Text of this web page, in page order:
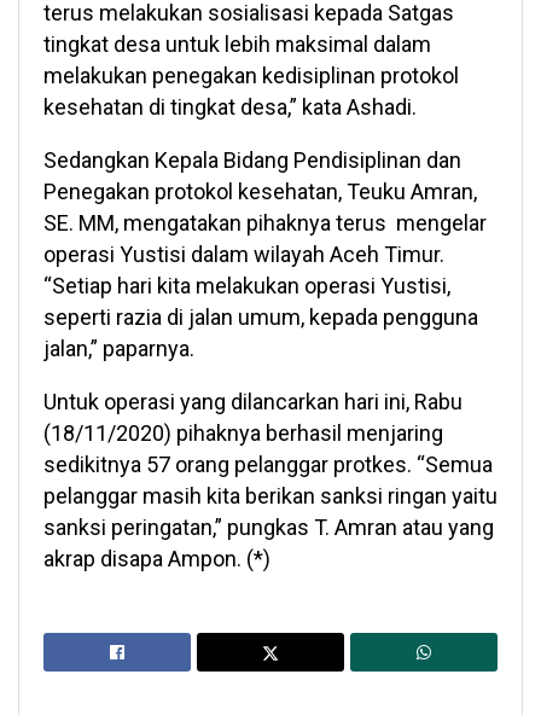
terus melakukan sosialisasi kepada Satgas
tingkat desa untuk lebih maksimal dalam
melakukan penegakan kedisiplinan protokol
kesehatan di tingkat desa,” kata Ashadi.
Sedangkan Kepala Bidang Pendisiplinan dan
Penegakan protokol kesehatan, Teuku Amran,
SE. MM, mengatakan pihaknya terus mengelar
operasi Yustisi dalam wilayah Aceh Timur.
“Setiap hari kita melakukan operasi Yustisi,
seperti razia di jalan umum, kepada pengguna
jalan,” paparnya.
Untuk operasi yang dilancarkan hari ini, Rabu
(18/11/2020) pihaknya berhasil menjaring
sedikitnya 57 orang pelanggar protkes. “Semua
pelanggar masih kita berikan sanksi ringan yaitu
sanksi peringatan,” pungkas T. Amran atau yang
akrap disapa Ampon. (*)